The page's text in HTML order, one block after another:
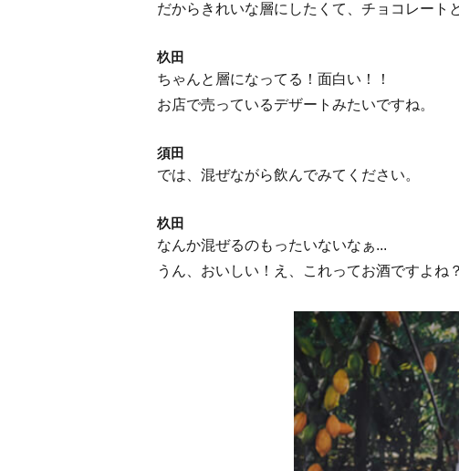
だからきれいな層にしたくて、チョコレート
杦田
ちゃんと層になってる！面白い！！
お店で売っているデザートみたいですね。
須田
では、混ぜながら飲んでみてください。
杦田
なんか混ぜるのもったいないなぁ...
うん、おいしい！え、これってお酒ですよね